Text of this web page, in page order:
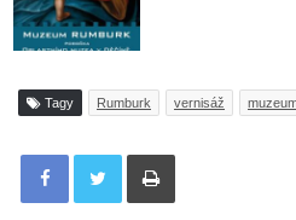
Tagy Rumburk vernisáž
Tisknout